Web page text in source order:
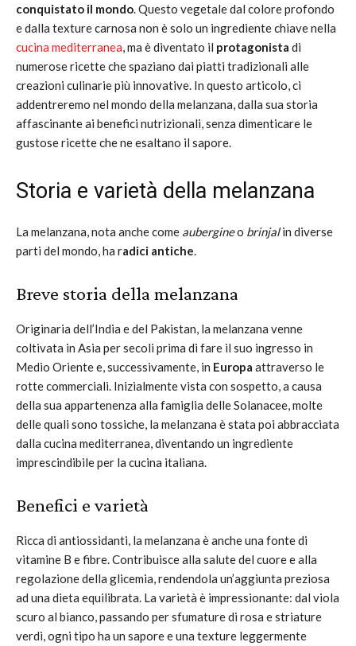
conquistato il mondo. Questo vegetale dal colore profondo
e dalla texture carnosa non è solo un ingrediente chiave nella
cucina mediterranea, ma è diventato il protagonista di
numerose ricette che spaziano dai piatti tradizionali alle
creazioni culinarie più innovative. In questo articolo, ci
addentreremo nel mondo della melanzana, dalla sua storia
affascinante ai benefici nutrizionali, senza dimenticare le
gustose ricette che ne esaltano il sapore.
Storia e varietà della melanzana
La melanzana, nota anche come aubergineo brinjalin diverse
parti del mondo, ha radici antiche.
Breve storia della melanzana
Originaria dell’India e del Pakistan, la melanzana venne
coltivata in Asia per secoli prima di fare il suo ingresso in
Medio Oriente e, successivamente, in Europa attraverso le
rotte commerciali. Inizialmente vista con sospetto, a causa
della sua appartenenza alla famiglia delle Solanacee, molte
delle quali sono tossiche, la melanzana è stata poi abbracciata
dalla cucina mediterranea, diventando un ingrediente
imprescindibile per la cucina italiana.
Benefici e varietà
Ricca di antiossidanti, la melanzana è anche una fonte di
vitamine B e fibre. Contribuisce alla salute del cuore e alla
regolazione della glicemia, rendendola un’aggiunta preziosa
ad una dieta equilibrata. La varietà è impressionante: dal viola
scuro al bianco, passando per sfumature di rosa e striature
verdi, ogni tipo ha un sapore e una texture leggermente